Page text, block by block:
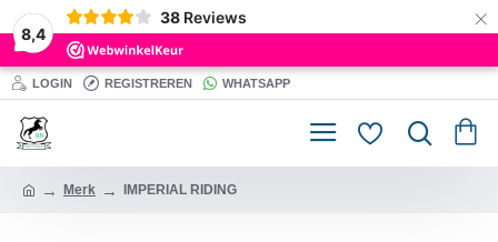
8,4
38 Reviews ×
LOGIN REGISTREREN WHATSAPP
Merk IMPERIAL RIDING